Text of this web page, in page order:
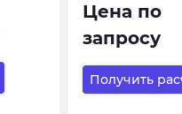
Цена по
запросу
Получить